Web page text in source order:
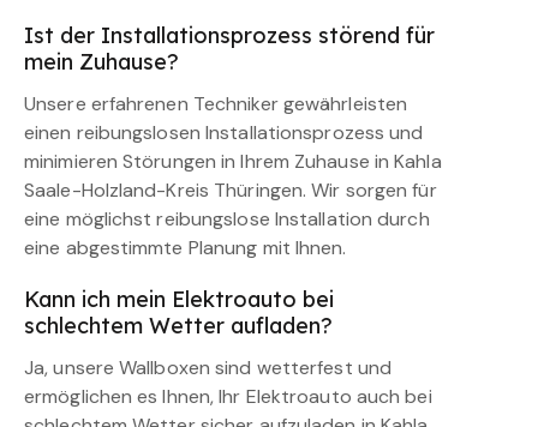
Ist der Installationsprozess störend für
mein Zuhause?
Unsere erfahrenen Techniker gewährleisten
einen reibungslosen Installationsprozess und
minimieren Störungen in Ihrem Zuhause in Kahla
Saale-Holzland-Kreis Thüringen. Wir sorgen für
eine möglichst reibungslose Installation durch
eine abgestimmte Planung mit Ihnen.
Kann ich mein Elektroauto bei
schlechtem Wetter aufladen?
Ja, unsere Wallboxen sind wetterfest und
ermöglichen es Ihnen, Ihr Elektroauto auch bei